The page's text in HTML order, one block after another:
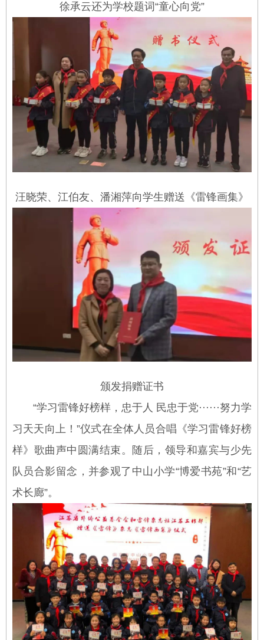
徐承云还为学校题词“童心向党”
汪晓荣、江伯友、潘湘萍向学生赠送《雷锋画集》
颁发捐赠证书
“学习雷锋好榜样，忠于人 民忠于党······努力学
习天天向上！”仪式在全体人员合唱《学习雷锋好榜
样》歌曲声中圆满结束。随后，领导和嘉宾与少先
队员合影留念，并参观了中山小学“博爱书苑”和“艺
术长廊”。